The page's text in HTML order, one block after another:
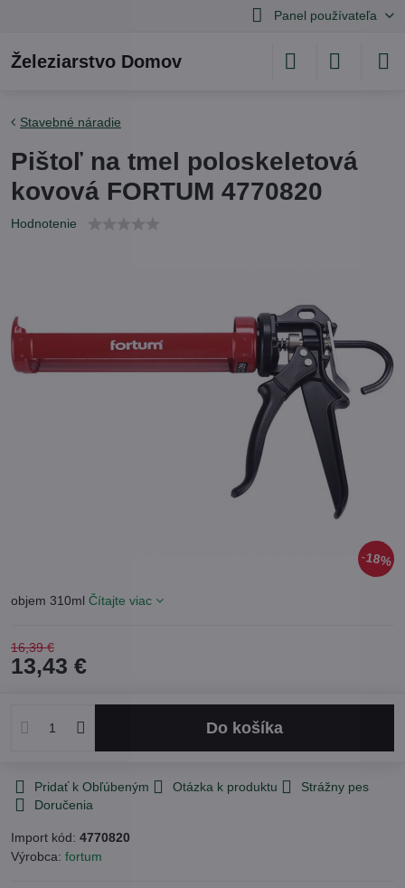
Panel používateľa
Železiarstvo Domov
18%
Stavebné náradie
Pištoľ na tmel poloskeletová
kovová FORTUM 4770820
Hodnotenie
objem 310ml Čítajte viac
16,39 €
13,43 €
Do košíka
Pridať k Obľúbeným Otázka k produktu
Strážny pes
Doručenia
Import kód: 4770820
Výrobca: fortum